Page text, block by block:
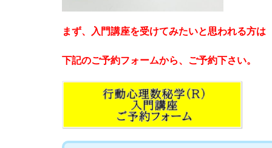
まず、入門講座を受けてみたいと思われる方
下記のご予約フォームから、ご予約下さい。